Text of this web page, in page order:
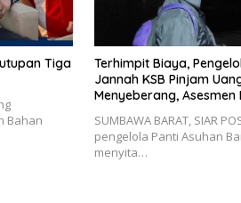
Tiga
Bahan
Terhimpit Biaya,
Jannah KSB Pinjam
Menyeberang,
SUMBAWA BARAT, SIAR
pengelola Panti Asuhan
menyita…